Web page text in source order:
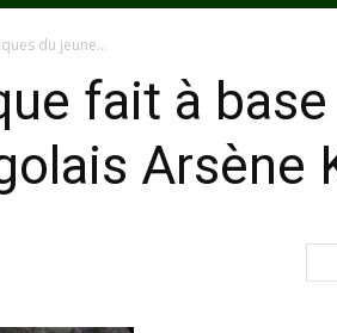
du jeune...
fait à
Arsène